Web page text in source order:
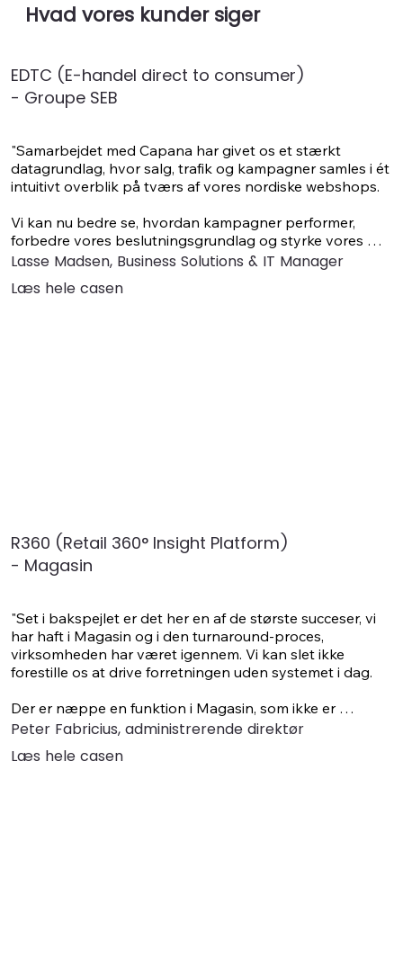
Hvad vores kunder siger
EDTC (E-handel direct to consumer)
- Groupe SEB
"Samarbejdet med Capana har givet os et stærkt
datagrundlag, hvor salg, trafik og kampagner samles i ét
intuitivt overblik på tværs af vores nordiske webshops.
Vi kan nu bedre se, hvordan kampagner performer,
forbedre vores beslutningsgrundlag og styrke vores
evne til at skalere effektivt."
Lasse Madsen, Business Solutions & IT Manager
Læs hele casen
R360 (Retail 360° Insight Platform)
- Magasin
"Set i bakspejlet er det her en af de største succeser, vi
har haft i Magasin og i den turnaround-proces,
virksomheden har været igennem. Vi kan slet ikke
forestille os at drive forretningen uden systemet i dag.
Der er næppe en funktion i Magasin, som ikke er
afhængig af vores BI-løsning på den ene eller anden
Peter Fabricius, administrerende direktør
Læs hele casen